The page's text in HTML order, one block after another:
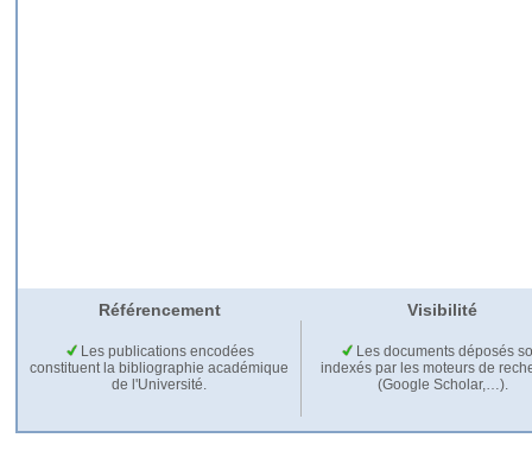
Référencement Visibilité
Les publications encodées
constituent la bibliographie académique
de l'Université.
Les documents déposés
indexés par les moteurs de
(Google Scholar,…).